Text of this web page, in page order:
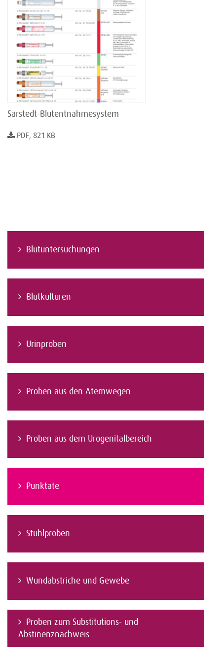
Sarstedt-Blutentnahmesystem
PDF, 821 KB
Blutuntersuchungen
Blutkulturen
Urinproben
Proben aus den Atemwegen
Proben aus dem Urogenitalbereich
Punktate
Stuhlproben
Wundabstriche und Gewebe
Proben zum Substitutions- und
Abstinenznachweis